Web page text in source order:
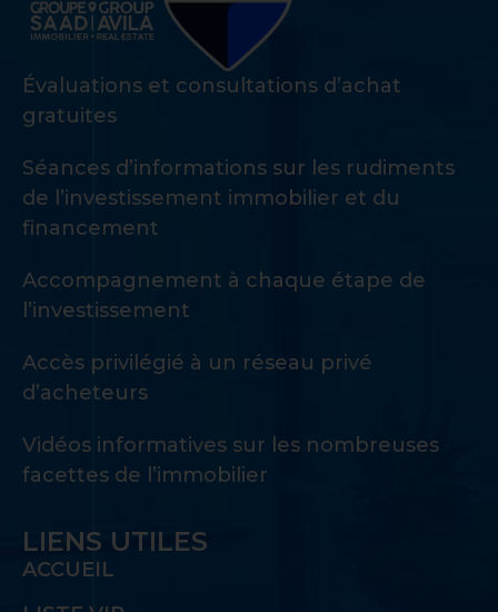
Évaluations et consultations d’achat
gratuites
Séances d’informations sur les rudiments
de l’investissement immobilier et du
financement
Accompagnement à chaque étape de
l’investissement
Accès privilégié à un réseau privé
d’acheteurs
Vidéos informatives sur les nombreuses
facettes de l’immobilier
LIENS UTILES
ACCUEIL